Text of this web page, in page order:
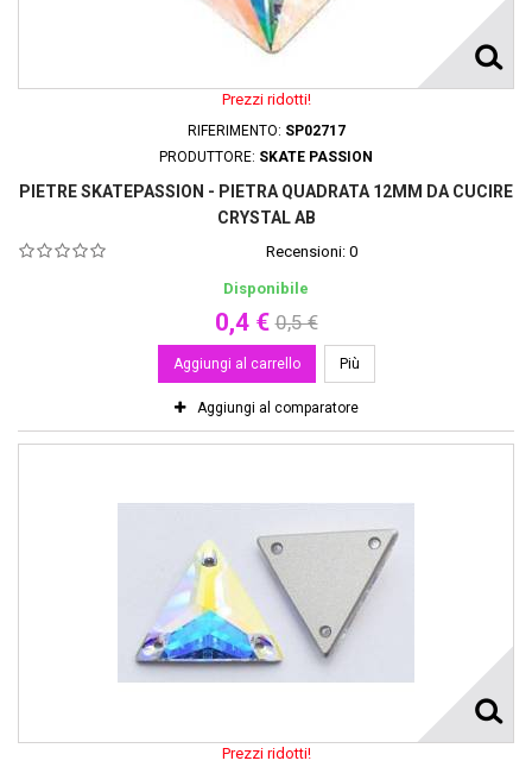
Prezzi ridotti!
RIFERIMENTO: SP02717
PRODUTTORE: SKATE PASSION
PIETRE SKATEPASSION - PIETRA QUADRATA 12MM DA CUCIRE
CRYSTAL AB
Recensioni: 0
Disponibile
0,4 € 0,5 €
Aggiungi al carrello Più
Aggiungi al comparatore
Prezzi ridotti!